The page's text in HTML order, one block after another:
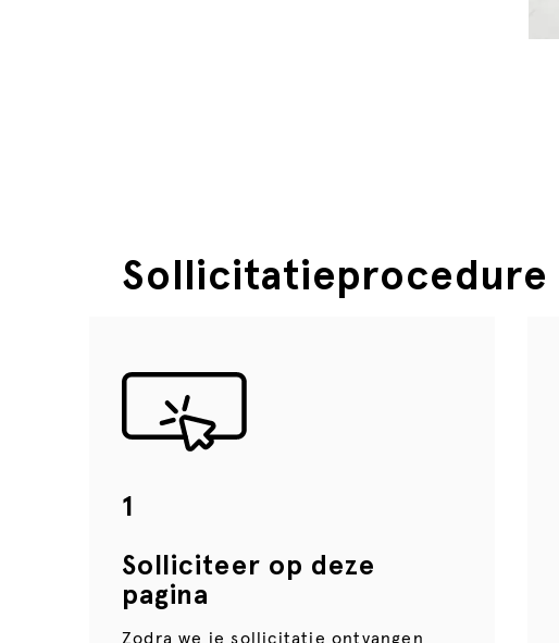
Sollicitatieprocedure
1
Solliciteer op deze
pagina
Zodra we je sollicitatie ontvangen